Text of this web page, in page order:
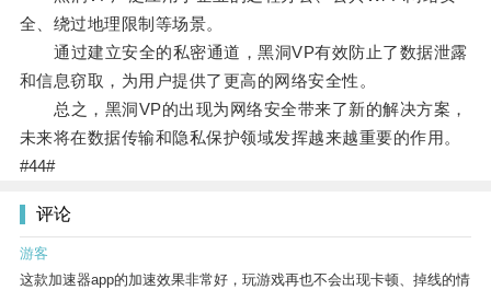
全、绕过地理限制等场景。
通过建立安全的私密通道，黑洞VP有效防止了数据泄露
和信息窃取，为用户提供了更高的网络安全性。
总之，黑洞VP的出现为网络安全带来了新的解决方案，
未来将在数据传输和隐私保护领域发挥越来越重要的作用。
#44#
评论
游客
这款加速器app的加速效果非常好，玩游戏再也不会出现卡顿、掉线的情